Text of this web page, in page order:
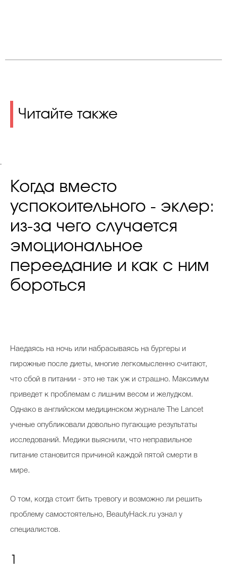
Читайте также
.
Когда вместо
успокоительного - эклер:
из-за чего случается
эмоциональное
переедание и как с ним
бороться
Наедаясь на ночь или набрасываясь на бургеры и
пирожные после диеты, многие легкомысленно считают,
что сбой в питании - это не так уж и страшно. Максимум
приведет к проблемам с лишним весом и желудком.
Однако в английском медицинском журнале The Lancet
ученые опубликовали довольно пугающие результаты
исследований. Медики выяснили, что неправильное
питание становится причиной каждой пятой смерти в
мире.
О том, когда стоит бить тревогу и возможно ли решить
проблему самостоятельно, BeautyHack.ru узнал у
специалистов.